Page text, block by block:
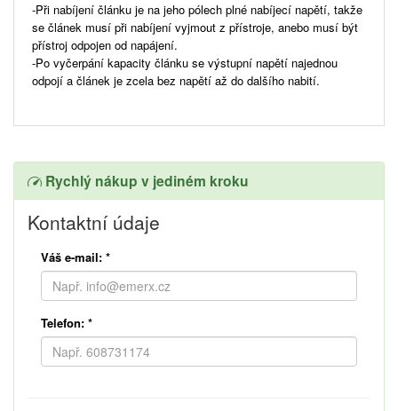
-Při nabíjení článku je na jeho pólech plné nabíjecí napětí, takže
se článek musí při nabíjení vyjmout z přístroje, anebo musí být
přístroj odpojen od napájení.
-Po vyčerpání kapacity článku se výstupní napětí najednou
odpojí a článek je zcela bez napětí až do dalšího nabití.
Rychlý nákup v jediném kroku
Kontaktní údaje
Váš e-mail: *
Telefon: *